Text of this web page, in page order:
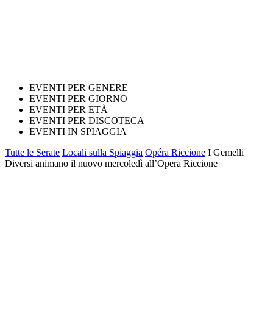
EVENTI PER GENERE
EVENTI PER GIORNO
EVENTI PER ETÀ
EVENTI PER DISCOTECA
EVENTI IN SPIAGGIA
Tutte le Serate Locali sulla Spiaggia Opéra Riccione I Gemelli
Diversi animano il nuovo mercoledì all’Opera Riccione